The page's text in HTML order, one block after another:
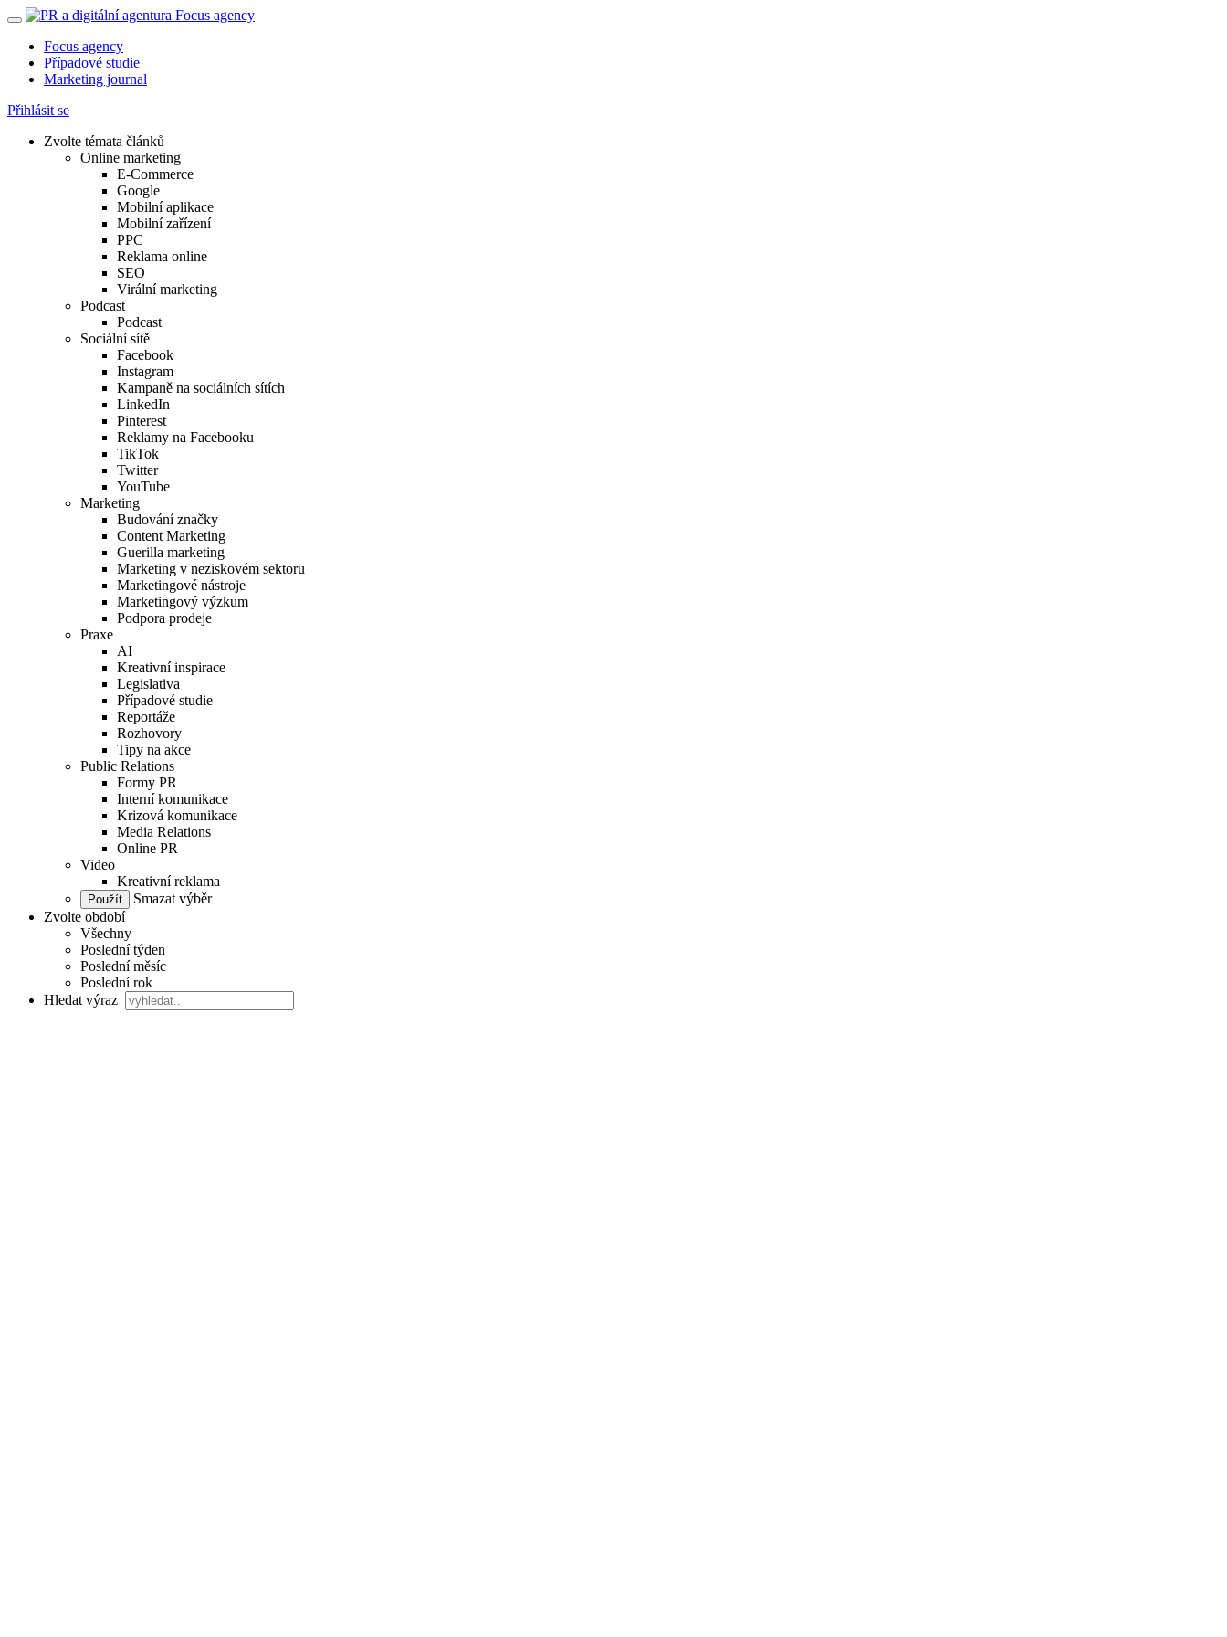
Focus agency
Případové studie
Marketing journal
Přihlásit se
Zvolte témata článků
Online marketing
E-Commerce
Google
Mobilní aplikace
Mobilní zařízení
PPC
Reklama online
SEO
Virální marketing
Podcast
Podcast
Sociální sítě
Facebook
Instagram
Kampaně na sociálních sítích
LinkedIn
Pinterest
Reklamy na Facebooku
TikTok
Twitter
YouTube
Marketing
Budování značky
Content Marketing
Guerilla marketing
Marketing v neziskovém sektoru
Marketingové nástroje
Marketingový výzkum
Podpora prodeje
Praxe
AI
Kreativní inspirace
Legislativa
Případové studie
Reportáže
Rozhovory
Tipy na akce
Public Relations
Formy PR
Interní komunikace
Krizová komunikace
Media Relations
Online PR
Video
Kreativní reklama
Smazat výběr
Zvolte období
Všechny
Poslední týden
Poslední měsíc
Poslední rok
Hledat výraz